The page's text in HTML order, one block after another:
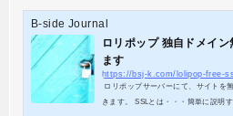
B-side Journal
ロリポップ 独自ドメイ
ます
https://bsj-k.com/lolipop-free-ssl
ロリポップサーバーにて、サイトを
きます。 SSLとは・・・簡単に説明